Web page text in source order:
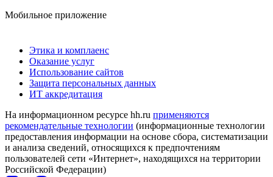
Мобильное приложение
Этика и комплаенс
Оказание услуг
Использование сайтов
Защита персональных данных
ИТ аккредитация
На информационном ресурсе hh.ru применяются
рекомендательные технологии (информационные технологии
предоставления информации на основе сбора, систематизации
и анализа сведений, относящихся к предпочтениям
пользователей сети «Интернет», находящихся на территории
Российской Федерации)